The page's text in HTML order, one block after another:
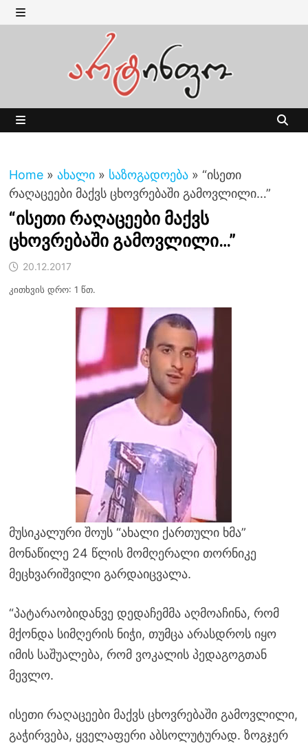
Skip
to MENU
Home » ახალი » საზოგადოება » “ისეთი
რაღაცეები მაქვს ცხოვრებაში გამოვლილი…”
“ისეთი რაღაცეები მაქვს
ცხოვრებაში გამოვლილი…”
20.12.2017
კითხვის დრო: 1 წთ.
მუსიკალური შოუს “ახალი ქართული ხმა”
მონაწილე 24 წლის მომღერალი თორნიკე
მეცხვარიშვილი გარდაიცვალა.
“პატარაობიდანვე დედაჩემმა აღმოაჩინა, რომ
მქონდა სიმღერის ნიჭი, თუმცა არასდროს იყო
იმის საშუალება, რომ ვოკალის პედაგოგთან
მევლო.
ისეთი რაღაცეები მაქვს ცხოვრებაში გამოვლილი,
გაჭირვება, ყველაფერი აბსოლუტურად. ზოგჯერ